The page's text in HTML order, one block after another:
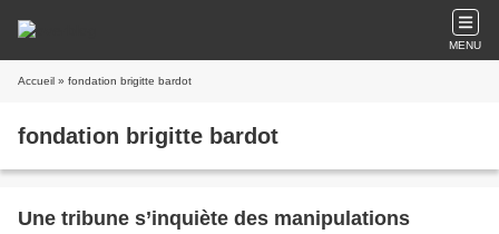
MENU
Accueil » fondation brigitte bardot
fondation brigitte bardot
Une tribune s’inquiète des manipulations